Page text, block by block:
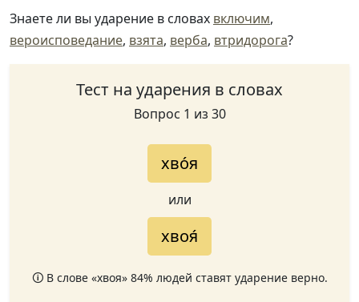
Знаете ли вы ударение в словах включим,
вероисповедание, взята, верба, втридорога?
Тест на ударения в словах
Вопрос 1 из 30
хво́я
или
хвоя́
🛈 В слове «хвоя» 84% людей ставят ударение верно.